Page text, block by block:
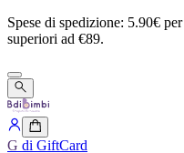
Spese di spedizione: 5.90€ per
superiori ad €89.
G di GiftCard